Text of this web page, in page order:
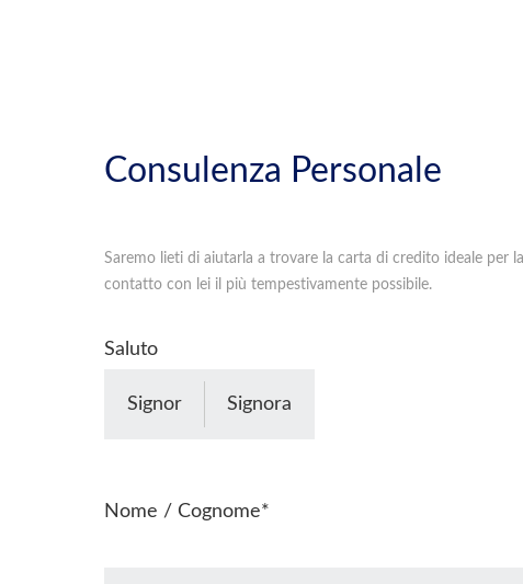
Consulenza Personale
Saremo lieti di aiutarla a trovare la carta di credito ideale
contatto con lei il più tempestivamente possibile.
Saluto
Signor Signora
Nome / Cognome*